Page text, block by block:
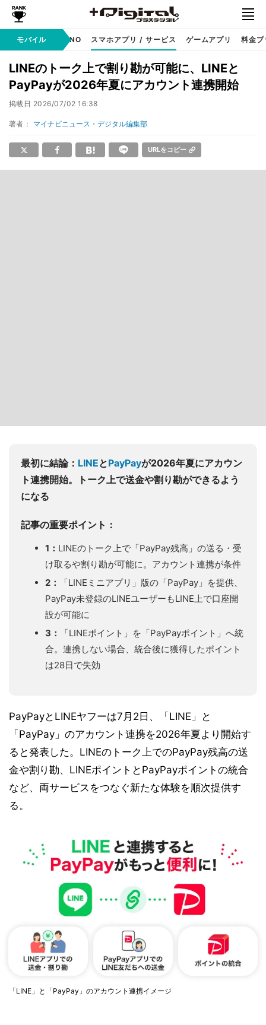
モバイル
携帯キャリア MVNO スマホアプリ / サービス ゲームアプリ 料金プ
LINEのトーク上で割り勘が可能に、LINEと
PayPayが2026年夏にアカウント連携開始
掲載日 2026/07/02 16:38
著者： マイナビニュース・デジタル編集部
URLをコピー
最初に結論： LINEとPayPayが2026年夏にアカウン
ト連携開始。トーク上で送金や割り勘ができるよう
になる
記事の重要ポイント：
1： LINEのトーク上で「PayPay残高」の送る・受
け取るや割り勘が可能に。アカウント連携が条件
2：
「LINEミニアプリ」版の「PayPay」を提供、
PayPay未登録のLINEユーザーもLINE上で口座開
設が可能に
3：
「LINEポイント」を「PayPayポイント」へ統
合。連携しない場合、統合後に獲得したポイント
は28日で失効
PayPayとLINEヤフーは7月2日、「LINE」と
「PayPay」のアカウント連携を2026年夏より開始す
ると発表した。LINEのトーク上でのPayPay残高の送
金や割り勘、LINEポイントとPayPayポイントの統合
など、両サービスをつなぐ新たな体験を順次提供す
る。
「LINE」と「PayPay」のアカウント連携イメージ